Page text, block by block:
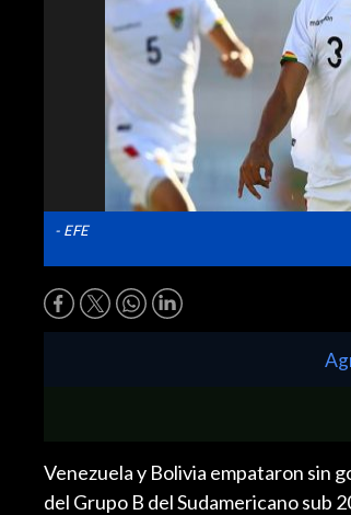
- EFE
Venezuela y Bolivia empataron sin
del Grupo B del Sudamericano sub